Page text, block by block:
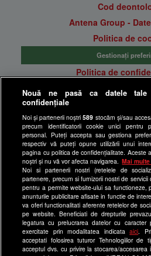
Cod
Antena Group -
Politica de
Gestionați
Politica de
Anunturi gratuite pe
Program Happy
Echipa
Site-uri Antena
a1.ro
as.ro
catine.ro
chefi.ro
Nouă ne pasă ca datele tale
confidențiale
Noi și partenerii noștri589 stocăm și/sau
precum identificatorii cookie unici pentru
personal. Puteți accepta sau gestiona
respectiv vă puteți opune utilizării unui
pagina cu politica de confidențialitate. Aceste
noștri și nu vă vor afecta navigarea.
Mai
Noi si partenerii nostri (retelele de
partenere, precum si furnizorii nostri de
pentru a permite website-ului sa functioneze,
anunturile publicitare afisate in functie de
va oferi functionalitati aferente retelelor de
pe website. Beneficiati de drepturile
legatura cu prelucrarea datelor cu
exercitate prin modalitatea indicataaici .
acceptati folosirea tuturor Tehnologiilor de
acceptul dvs. cu privire la stocarea/accesarea